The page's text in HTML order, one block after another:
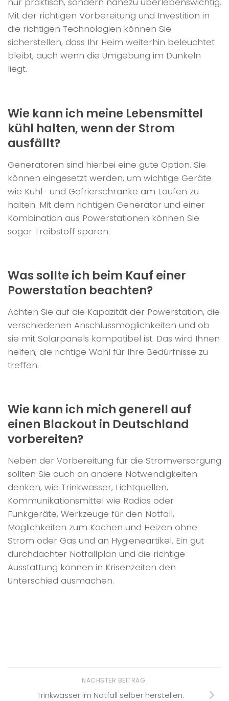
Mit der richtigen Vorbereitung und Investition in
die richtigen Technologien können Sie
sicherstellen, dass Ihr Heim weiterhin beleuchtet
bleibt, auch wenn die Umgebung im Dunkeln
liegt.
Wie kann ich meine Lebensmittel
kühl halten, wenn der Strom
ausfällt?
Generatoren sind hierbei eine gute Option. Sie
können eingesetzt werden, um wichtige Geräte
wie Kühl- und Gefrierschränke am Laufen zu
halten. Mit dem richtigen Generator und einer
Kombination aus Powerstationen können Sie
sogar Treibstoff sparen.
Was sollte ich beim Kauf einer
Powerstation beachten?
Achten Sie auf die Kapazität der Powerstation, die
verschiedenen Anschlussmöglichkeiten und ob
sie mit Solarpanels kompatibel ist. Das wird Ihnen
helfen, die richtige Wahl für Ihre Bedürfnisse zu
treffen.
Wie kann ich mich generell auf
einen Blackout in Deutschland
vorbereiten?
Neben der Vorbereitung für die Stromversorgung
sollten Sie auch an andere Notwendigkeiten
denken, wie Trinkwasser, Lichtquellen,
Kommunikationsmittel wie Radios oder
Funkgeräte, Werkzeuge für den Notfall,
Möglichkeiten zum Kochen und Heizen ohne
Strom oder Gas und an Hygieneartikel. Ein gut
durchdachter Notfallplan und die richtige
Ausstattung können in Krisenzeiten den
Unterschied ausmachen.
NÄCHSTER BEITRAG
Trinkwasser im Notfall selber herstellen.